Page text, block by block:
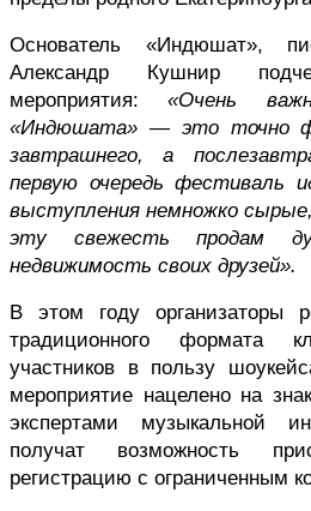
Основатель «Индюшат»,
Александр Кушнир
мероприятия: «Очень
«Индюшата» — это точно
завтрашнего, а
первую очередь фестиваль
выступления немножко
эту свежесть продам
недвижимость своих друзей».
В этом году организаторы
традиционного формата
участников в пользу
мероприятие нацелено на
экспертами музыкальной
получат возможность
регистрацию с ограниченным